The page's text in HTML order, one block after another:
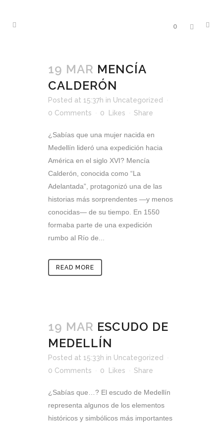
0
19 MAR MENCÍA
CALDERÓN
Posted at 15:37h in Uncategorized
0 Comments
0 Likes Share
¿Sabías que una mujer nacida en
Medellín lideró una expedición hacia
América en el siglo XVI? Mencía
Calderón, conocida como “La
Adelantada”, protagonizó una de las
historias más sorprendentes —y menos
conocidas— de su tiempo. En 1550
formaba parte de una expedición
rumbo al Río de...
READ MORE
19 MAR ESCUDO DE
MEDELLÍN
Posted at 15:33h in Uncategorized
0 Comments
0 Likes Share
¿Sabías que…? El escudo de Medellín
representa algunos de los elementos
históricos y simbólicos más importantes